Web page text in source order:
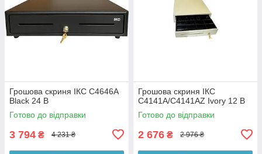
Грошова скриня ІКС C4646A
Black 24 В
Готово до відправки
3 794 ₴ 4 231 ₴
Грошова скриня ІКС
C4141A/C4141AZ Ivory 12 В
Готово до відправки
2 676 ₴ 2 976 ₴